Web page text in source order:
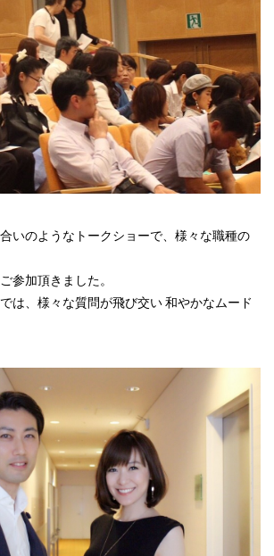
いのようなトークショーで、様々な職種の
参加頂きました。
は、様々な質問が飛び交い 和やかなムード